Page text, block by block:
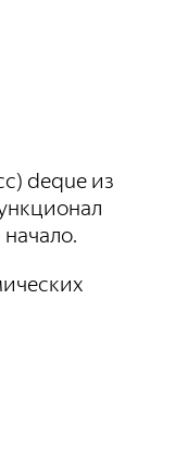
deque из